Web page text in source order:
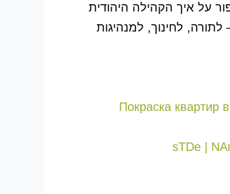
על איך הקהילה היהודית
לחינוך, למנהיגות
Покраска квартир
sTDe |